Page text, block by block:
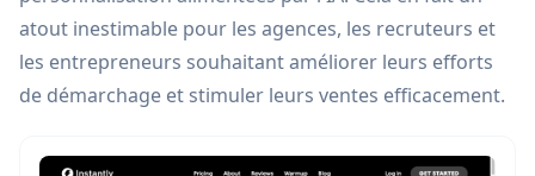
atout inestimable pour les agences, les recruteurs et
les entrepreneurs souhaitant améliorer leurs efforts
de démarchage et stimuler leurs ventes efficacement.